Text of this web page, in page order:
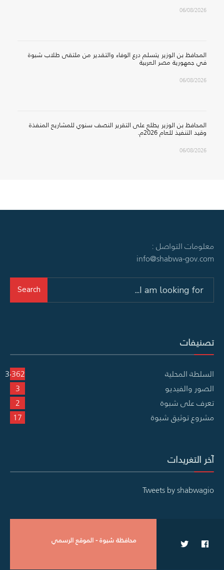
06/08/2026
المحافظ بن الوزير يتسلم درع الوفاء والتقدير من ملتقى طلاب شبوة
في جمهورية مصر العربية
06/08/2026
المحافظ بن الوزير يطلع على التقرير النصف سنوي للمشاريع المنفذة
وقيد التنفيذ للعام 2026م.
06/08/2026
معلومات التواصل :
info@shabwa-gov.com
Search
تصنيفات
السلطة المحلية
3٬362
الصور والفيديو
3
تعرف على شبوة
2
مشروع توثيق شبوة
17
آخر التغريدات
Tweets by shabwagio
محافظة شبوة - الموقع الرسمي